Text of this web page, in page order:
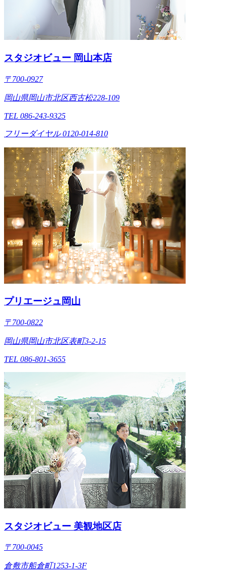
スタジオビュー 岡山本店
〒700-0927
岡山県岡山市北区西古松228-109
TEL 086-243-9325
フリーダイヤル 0120-014-810
プリエージュ岡山
〒700-0822
岡山県岡山市北区表町3-2-15
TEL 086-801-3655
スタジオビュー 美観地区店
〒700-0045
倉敷市船倉町1253-1-3F